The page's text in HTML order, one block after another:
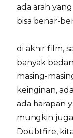
ada arah
bisa benar-
di akhir film,
banyak
masing-
keinginan,
ada harapan
mungkin
Doubtfire,